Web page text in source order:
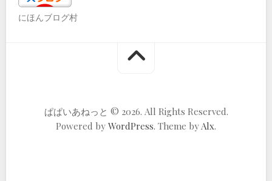
にほんブログ村
ぱぱいあねっと © 2026. All Rights Reserved.
Powered by WordPress. Theme byAlx.